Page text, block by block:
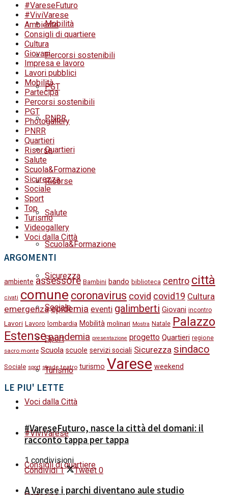
Mobilità
Percorsi sostenibili
PGT
PNRR
Quartieri
Risorse
Salute
Scuola&Formazione
Sicurezza
Sociale
Sport
Turismo
Voci dalla Città
#ViviVarese
Consigli di quartiere
#VareseFuturo
#ViviVarese
Ambiente
Consigli di quartiere
Cultura
Giovani
Impresa e lavoro
Lavori pubblici
Mobilità
Partecipa
Percorsi sostenibili
PGT
Photogallery
PNRR
Quartieri
Risorse
Salute
Scuola&Formazione
Sicurezza
Sociale
Sport
Top
Turismo
Videogallery
Voci dalla Città
ARGOMENTI
ambiente assessore Bambini bando biblioteca centro città
civati comune coronavirus covid covid19 Cultura
emergenza epidemia eventi galimberti Giovani incontro
Lavori Lavoro lombardia Mobilità molinari Mostra Natale Palazzo
Estensepandemia presentazione progetto Quartieri regione
sacro monte Scuola scuole servizi sociali Sicurezza sindaco
Sociale sport strade teatro turismo Varese weekend
LE PIU' LETTE
#VareseFuturo, nasce la città del domani: il
racconto tappa per tappa
1 condivisioni
Condividi 1 Tweet 0
A Varese i parchi diventano aule studio